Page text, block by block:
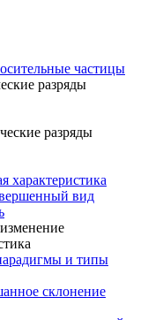
частицы
разряды
разряды
характеристика
вид
и типы
склонение